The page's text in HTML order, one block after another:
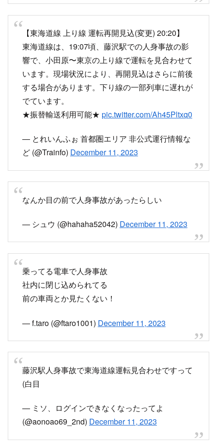
【東海道線 上り線 運転再開見込(変更) 20:20】
東海道線は、19:07頃、藤沢駅での人身事故の影
響で、小田原〜東京の上り線で運転を見合わせて
います。現場状況により、再開見込はさらに前後
する場合があります。下り線の一部列車に遅れが
でています。
★振替輸送利用可能★ pic.twitter.com/Ah45Pltxq0
— とれいんふぉ 首都圏エリア 非公式運行情報な
ど (@Trainfo) December 11, 2023
なんか目の前で人身事故があったらしい
— シュウ (@hahaha52042) December 11, 2023
乗ってる電車で人身事故
社内に閉じ込められてる
前の車両とか見たくない！
— f.taro (@ftaro1001) December 11, 2023
藤沢駅人身事故で東海道線運転見合わせですって
(白目
— ミソ、ログインできなくなったってよ
(@aonoao69_2nd) December 11, 2023